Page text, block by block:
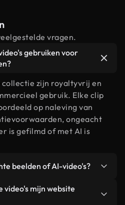
vragen.
gebruiken voor
collectie zijn royaltyvrij en
gebruik. Elke clip
op naleving van
ongeacht
is gefilmd of met AI is
beelden of AI-video's?
bibliotheek die bestaat
gefilmde beelden van
video's mijn website